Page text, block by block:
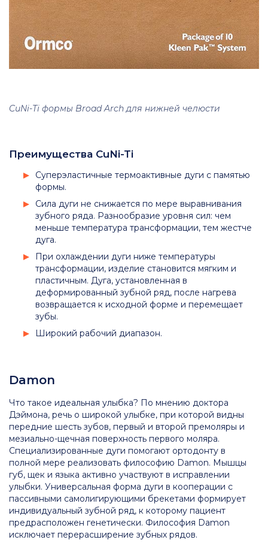
CuNi-Ti формы Broad Arch для нижней челюсти
Преимущества CuNi-Ti
Суперэластичные термоактивные дуги с памятью
формы.
Сила дуги не снижается по мере выравнивания
зубного ряда. Разнообразие уровня сил: чем
меньше температура трансформации, тем жестче
дуга.
При охлаждении дуги ниже температуры
трансформации, изделие становится мягким и
пластичным. Дуга, установленная в
деформированный зубной ряд, после нагрева
возвращается к исходной форме и перемещает
зубы.
Широкий рабочий диапазон.
Damon
Что такое идеальная улыбка? По мнению доктора
Дэймона, речь о широкой улыбке, при которой видны
передние шесть зубов, первый и второй премоляры и
мезиально-щечная поверхность первого моляра.
Специализированные дуги помогают ортодонту в
полной мере реализовать философию Damon. Мышцы
губ, щек и языка активно участвуют в исправлении
улыбки. Универсальная форма дуги в кооперации с
пассивными самолигирующими брекетами формирует
индивидуальный зубной ряд, к которому пациент
предрасположен генетически. Философия Damon
исключает перерасширение зубных рядов.